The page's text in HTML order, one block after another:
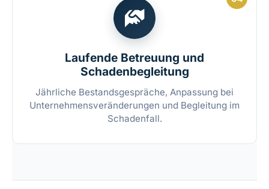
Laufende Betreuung und
Schadenbegleitung
Jährliche Bestandsgespräche, Anpassung bei
Unternehmensveränderungen und Begleitung im
Schadenfall.